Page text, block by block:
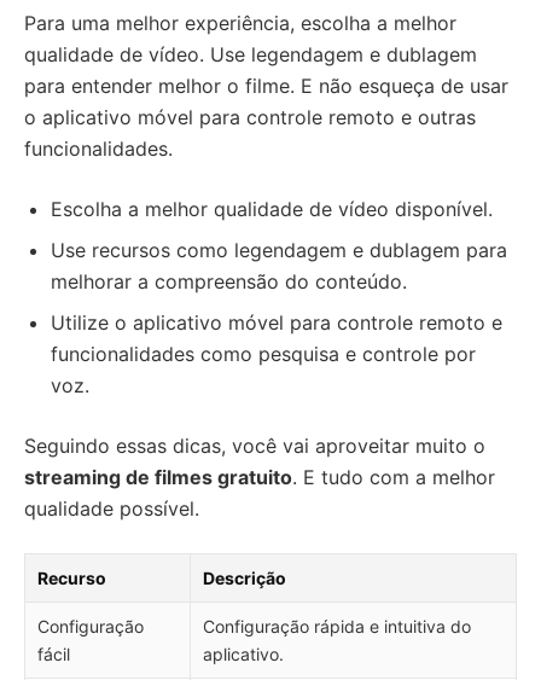
Para uma melhor experiência, escolha a melhor
qualidade de vídeo. Use legendagem e dublagem
para entender melhor o filme. E não esqueça de usar
o aplicativo móvel para controle remoto e outras
funcionalidades.
Escolha a melhor qualidade de vídeo disponível.
Use recursos como legendagem e dublagem para
melhorar a compreensão do conteúdo.
Utilize o aplicativo móvel para controle remoto e
funcionalidades como pesquisa e controle por
voz.
Seguindo essas dicas, você vai aproveitar muito o
streaming de filmes gratuito. E tudo com a melhor
qualidade possível.
Recurso Descrição
Configuração
fácil
Configuração rápida e intuitiva do
aplicativo.